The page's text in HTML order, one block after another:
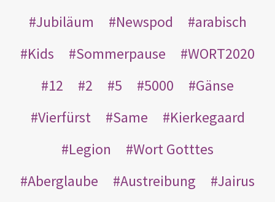
Jubiläum
Newspod
arabisch
Kids
Sommerpause
WORT2020
12
2 5 5000
Gänse
Vierfürst
Same
Kierkegaard
Legion
Wort Gotttes
Aberglaube
Austreibung
Jairus